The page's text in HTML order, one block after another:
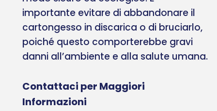
importante evitare di abbandonare il
cartongesso in discarica o di bruciarlo,
poiché questo comporterebbe gravi
danni all’ambiente e alla salute umana.
Contattaci per Maggiori
Informazioni